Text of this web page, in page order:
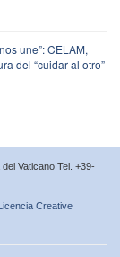
une”: CELAM,
del “cuidar al otro”
Vaticano Tel. +39-
Creative